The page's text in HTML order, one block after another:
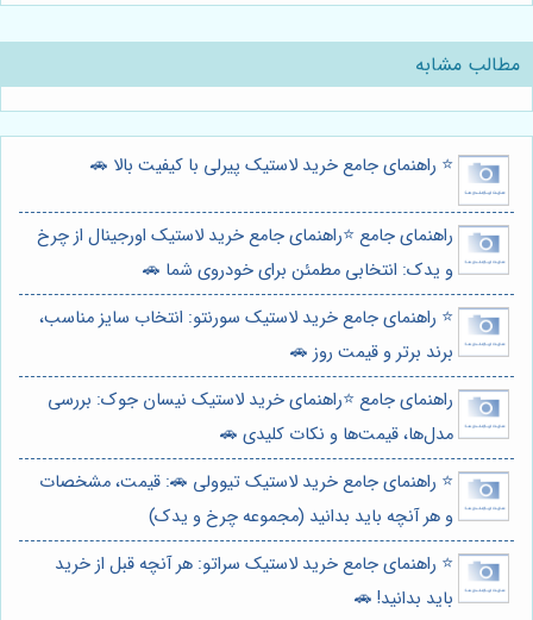
مطالب مشابه
⭐️ راهنمای جامع خرید لاستیک پیرلی با کیفیت بالا 🚗
راهنمای جامع ⭐️راهنمای جامع خرید لاستیک اورجینال از چرخ
و یدک: انتخابی مطمئن برای خودروی شما 🚗
⭐️ راهنمای جامع خرید لاستیک سورنتو: انتخاب سایز مناسب،
برند برتر و قیمت روز 🚗
راهنمای جامع ⭐️راهنمای خرید لاستیک نیسان جوک: بررسی
مدل‌ها، قیمت‌ها و نکات کلیدی 🚗
⭐️ راهنمای جامع خرید لاستیک تیوولی 🚗: قیمت، مشخصات
و هر آنچه باید بدانید (مجموعه چرخ و یدک)
⭐️ راهنمای جامع خرید لاستیک سراتو: هر آنچه قبل از خرید
باید بدانید! 🚗